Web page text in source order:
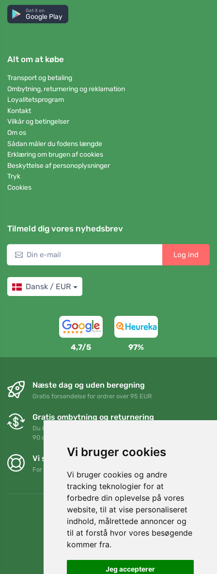
Vi bruger cookies
Vi bruger cookies og andre
tracking teknologier for at
forbedre din oplevelse på vores
website, til at vise personaliseret
indhold, målrettede annoncer og
til at forstå hvor vores besøgende
kommer fra.
Jeg accepterer
Get it on
Google Play
Alt om at købe
Transport og betaling
Ombytning, returnering og reklamation
Loyalitetsprogram
Kontakt
Vilkår og betingelser
Om os
Sådan måler du fodens længde
Erklæring om brugen af cookies
Beskyttelse af personoplysninger
Tryk
Cookies
Tilmeld dig vores nyhedsbrev
Log ind
Dansk / EUR
4,7/5 97%
Næste dag og uden beregning
Gratis forsendelse for ordrer over 95 EUR
Gratis ombytning og returnering
Du kan returnere eller bytte din ordre når som helst inden for
90 dage
Vi støtter Trees.org
For hver ordre planter vi et træ! Læs mere